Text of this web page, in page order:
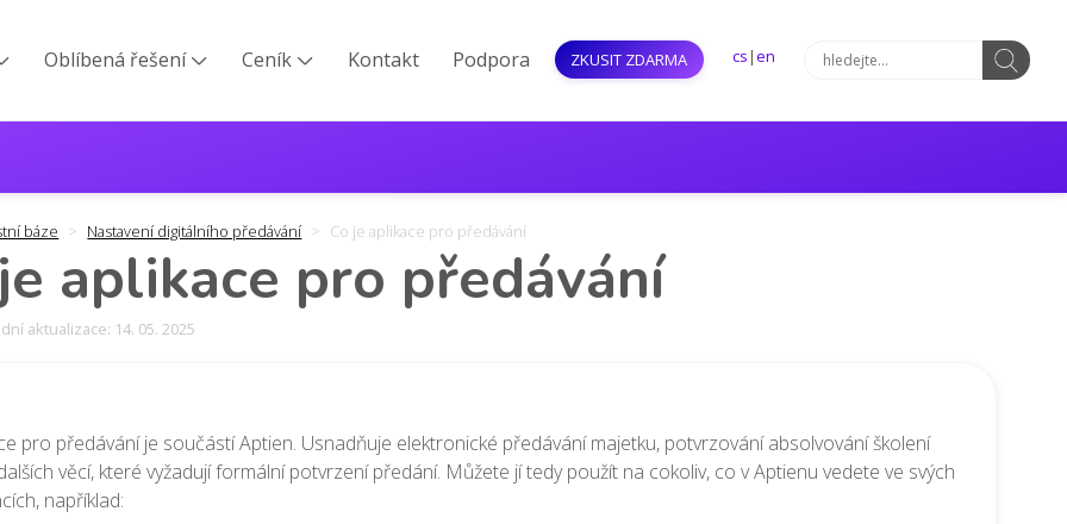
Oblíbená řešení  Ceník  Kontakt Podpora ZKUSIT ZDARMA cs |en
báze Nastavení digitálního předávání Co je aplikace pro předávání
aplikace pro předávání
aktualizace: 14. 05. 2025
pro předávání je součástí Aptien. Usnadňuje elektronické předávání majetku, potvrzování absolvování školení
věcí, které vyžadují formální potvrzení předání. Můžete jí tedy použít na cokoliv, co v Aptienu vedete ve svých
například: